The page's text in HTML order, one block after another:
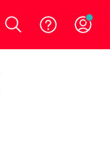
Login